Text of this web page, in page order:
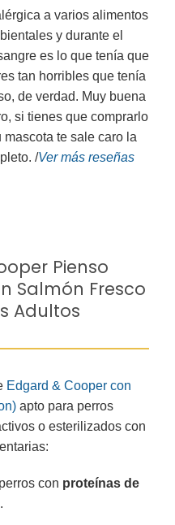
a varios alimentos
y durante el
es lo que tenía que
tan horribles que tenía
de verdad. Muy buena
si tienes que comprarlo
te sale caro la
/Ver más reseñas
Pienso
Salmón Fresco
Adultos
Edgard & Cooper con
apto para perros
o esterilizados con
con proteínas de
.